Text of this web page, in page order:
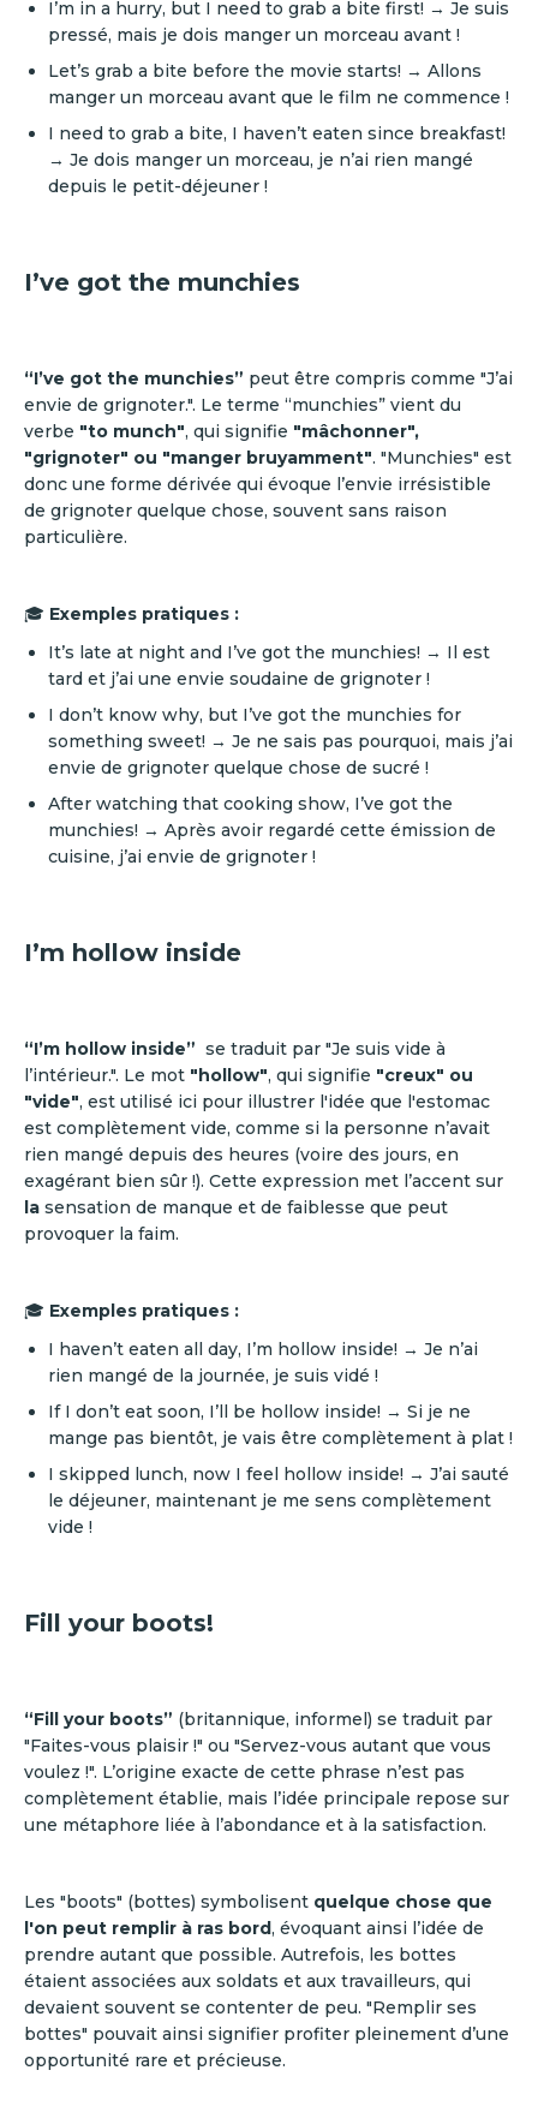
I’m in a hurry, but I need to grab a bite first! → Je suis
pressé, mais je dois manger un morceau avant !
Let’s grab a bite before the movie starts! → Allons
manger un morceau avant que le film ne commence !
I need to grab a bite, I haven’t eaten since breakfast!
→ Je dois manger un morceau, je n’ai rien mangé
depuis le petit-déjeuner !
I’ve got the munchies
“I’ve got the munchies” peut être compris comme "J’ai
envie de grignoter.". Le terme “munchies” vient du
verbe "to munch", qui signifie "mâchonner",
"grignoter" ou "manger bruyamment". "Munchies" est
donc une forme dérivée qui évoque l’envie irrésistible
de grignoter quelque chose, souvent sans raison
particulière.
🎓 Exemples pratiques :
It’s late at night and I’ve got the munchies! → Il est
tard et j’ai une envie soudaine de grignoter !
I don’t know why, but I’ve got the munchies for
something sweet! → Je ne sais pas pourquoi, mais j’ai
envie de grignoter quelque chose de sucré !
After watching that cooking show, I’ve got the
munchies! → Après avoir regardé cette émission de
cuisine, j’ai envie de grignoter !
I’m hollow inside
“I’m hollow inside” se traduit par "Je suis vide à
l’intérieur.". Le mot "hollow", qui signifie "creux" ou
"vide", est utilisé ici pour illustrer l'idée que l'estomac
est complètement vide, comme si la personne n’avait
rien mangé depuis des heures (voire des jours, en
exagérant bien sûr !). Cette expression met l’accent sur
la sensation de manque et de faiblesse que peut
provoquer la faim.
🎓 Exemples pratiques :
I haven’t eaten all day, I’m hollow inside! → Je n’ai
rien mangé de la journée, je suis vidé !
If I don’t eat soon, I’ll be hollow inside! → Si je ne
mange pas bientôt, je vais être complètement à plat !
I skipped lunch, now I feel hollow inside! → J’ai sauté
le déjeuner, maintenant je me sens complètement
vide !
Fill your boots!
“Fill your boots” (britannique, informel) se traduit par
"Faites-vous plaisir !" ou "Servez-vous autant que vous
voulez !". L’origine exacte de cette phrase n’est pas
complètement établie, mais l’idée principale repose sur
une métaphore liée à l’abondance et à la satisfaction.
Les "boots" (bottes) symbolisent quelque chose que
l'on peut remplir à ras bord, évoquant ainsi l’idée de
prendre autant que possible. Autrefois, les bottes
étaient associées aux soldats et aux travailleurs, qui
devaient souvent se contenter de peu. "Remplir ses
bottes" pouvait ainsi signifier profiter pleinement d’une
opportunité rare et précieuse.